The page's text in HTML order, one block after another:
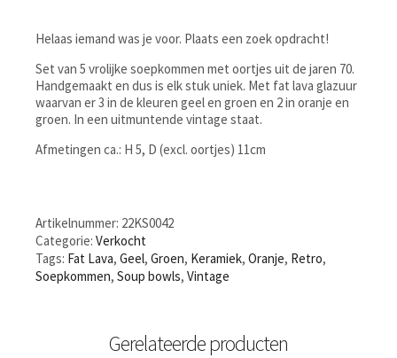
Helaas iemand was je voor. Plaats een zoek opdracht!
Set van 5 vrolijke soepkommen met oortjes uit de jaren 70.
Handgemaakt en dus is elk stuk uniek. Met fat lava glazuur
waarvan er 3 in de kleuren geel en groen en 2 in oranje en
groen. In een uitmuntende vintage staat.
Afmetingen ca.: H 5, D (excl. oortjes) 11cm
Artikelnummer: 22KS0042
Categorie: Verkocht
Tags: Fat Lava, Geel, Groen, Keramiek, Oranje, Retro,
Soepkommen, Soup bowls, Vintage
Gerelateerde producten